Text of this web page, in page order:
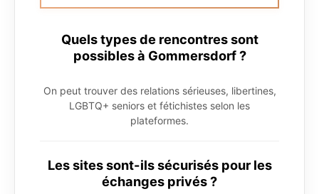
Quels types de rencontres sont
possibles à Gommersdorf ?
On peut trouver des relations sérieuses, libertines,
LGBTQ+ seniors et fétichistes selon les
plateformes.
Les sites sont-ils sécurisés pour les
échanges privés ?